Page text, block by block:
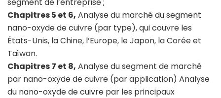
Chapitres 5 et 6, Analyse du marché du segment
nano-oxyde de cuivre (par type), qui couvre les
États-Unis, la Chine, l’Europe, le Japon, la Corée et
Taïwan.
Chapitres 7 et 8, Analyse du segment de marché
par nano-oxyde de cuivre (par application) Analyse
du nano-oxyde de cuivre par les principaux